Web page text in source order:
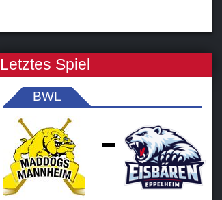
Letztes Spiel
BWL
-